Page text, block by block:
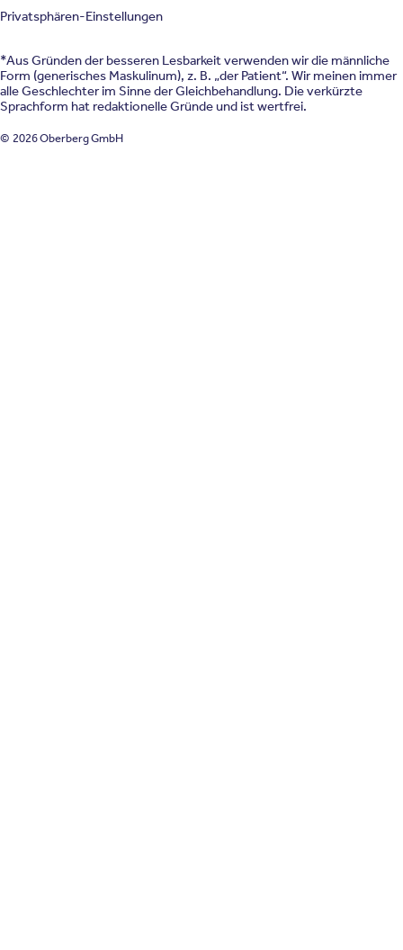
Privatsphären-Einstellungen
*Aus Gründen der besseren Lesbarkeit verwenden wir die männliche
Form (generisches Maskulinum), z. B. „der Patient“. Wir meinen immer
alle Geschlechter im Sinne der Gleichbehandlung. Die verkürzte
Sprachform hat redaktionelle Gründe und ist wertfrei.
© 2026 Oberberg GmbH